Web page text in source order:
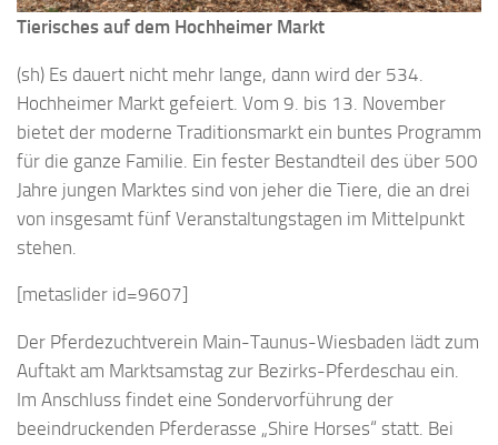
Tierisches auf dem Hochheimer Markt
(sh) Es dauert nicht mehr lange, dann wird der 534.
Hochheimer Markt gefeiert. Vom 9. bis 13. November
bietet der moderne Traditionsmarkt ein buntes Programm
für die ganze Familie. Ein fester Bestandteil des über 500
Jahre jungen Marktes sind von jeher die Tiere, die an drei
von insgesamt fünf Veranstaltungstagen im Mittelpunkt
stehen.
[metaslider id=9607]
Der Pferdezuchtverein Main-Taunus-Wiesbaden lädt zum
Auftakt am Marktsamstag zur Bezirks-Pferdeschau ein.
Im Anschluss findet eine Sondervorführung der
beeindruckenden Pferderasse „Shire Horses“ statt. Bei